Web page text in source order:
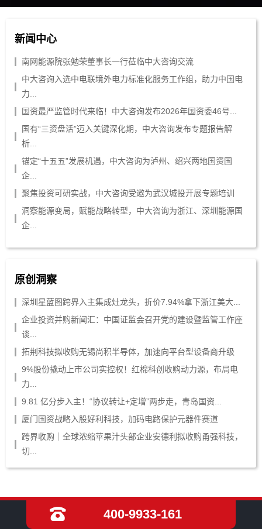
新闻中心
南网能源院张勉荣董事长一行莅临中大咨询交流
中大咨询入选中电联境外电力标准化服务工作组，助力中国电
力...
国资最严监管时代来临！中大咨询发布2026年国资委46号...
国有“三资盘活”迈入关键深化期，中大咨询发布专题报告解
析...
锚定“十五五”发展机遇，中大咨询为泸州、绍兴两地国资国
企...
聚焦投资可研实战，中大咨询受邀为武汉城投开展专题培训
洞察能源变局，赋能战略转型，中大咨询为浙江、深圳能源国
企...
原创洞察
深圳星蓝图跨界入主集成灶龙头，折价7.94%拿下浙江美大...
企业投资并购新闻汇：中国证监会召开党的建设暨监管工作座
谈...
拓荆科技拟收购无锡尚积半导体，加速向平台型设备商升级
9%股份撬动上市公司实控权！红棉科创收购动力源，布局电
力...
9.81 亿分步入主！“协议转让+定增”两步走，青岛国资...
厦门国资战略入股好利科技，加码电路保护元器件赛道
跨界收购｜全球浓缩苹果汁头部企业安德利拟收购甬强科技，
切...
400-9933-161